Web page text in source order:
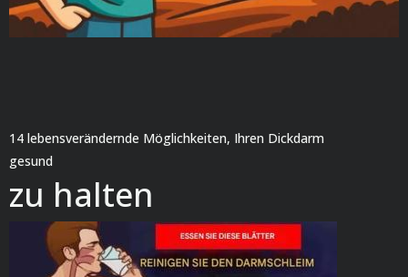
14 lebensverändernde Möglichkeiten, Ihren Dickdarm
gesund
zu halten